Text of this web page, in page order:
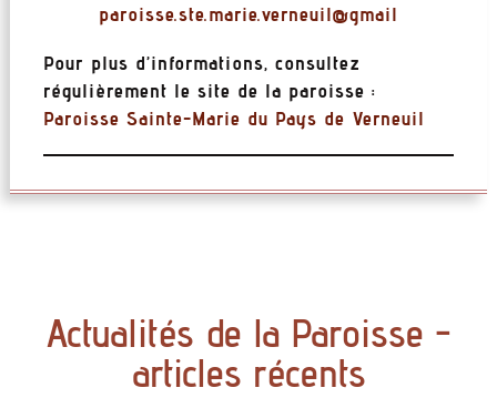
paroisse.ste.marie.verneuil@gmail
Pour plus d’informations, consultez
régulièrement le site de la paroisse :
Paroisse Sainte-Marie du Pays de Verneuil
Actualités de la Paroisse -
articles récents